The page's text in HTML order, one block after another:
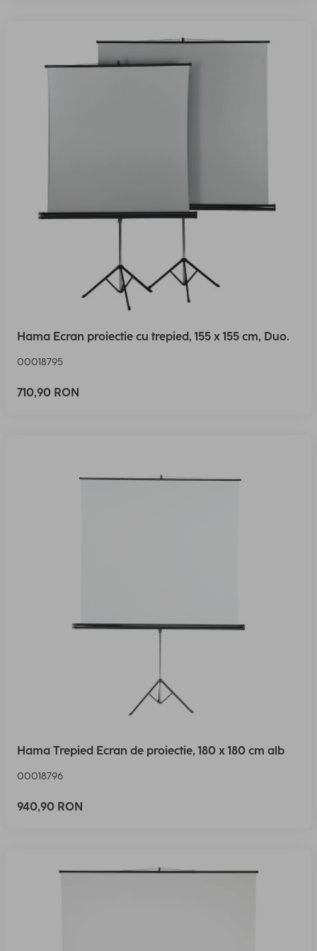
Hama Ecran proiectie cu trepied, 155 x 155 cm, Duo.
00018795
710,90 RON
Hama Trepied Ecran de proiectie, 180 x 180 cm alb
00018796
940,90 RON